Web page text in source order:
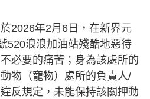
2026年2月6日，在新界元
520浪浪加油站殘酷地惡待
必要的痛苦；身為該處所的
物（寵物）處所的負責人/
反規定，未能保持該關押動